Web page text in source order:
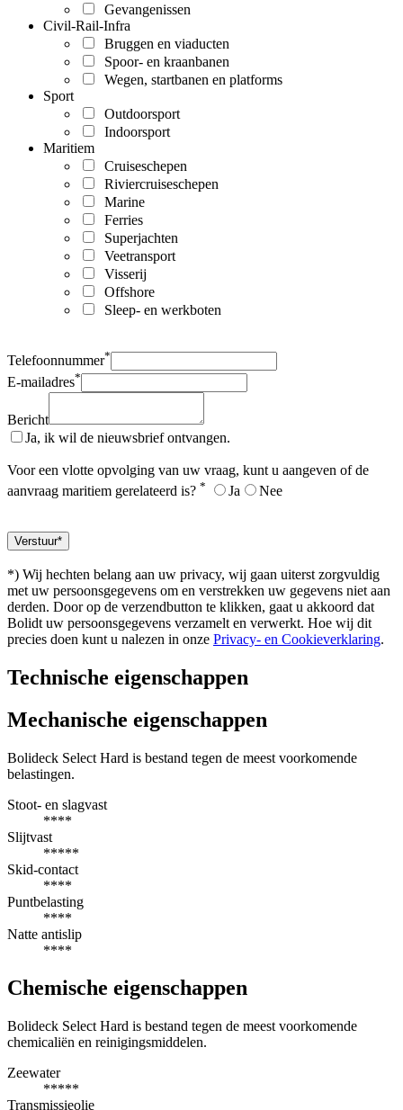
Gevangenissen
Civil-Rail-Infra
Bruggen en viaducten
Spoor- en kraanbanen
Wegen, startbanen en platforms
Sport
Outdoorsport
Indoorsport
Maritiem
Cruiseschepen
Riviercruiseschepen
Marine
Ferries
Superjachten
Veetransport
Visserij
Offshore
Sleep- en werkboten
Telefoonnummer*
E-mailadres*
Bericht
Ja, ik wil de nieuwsbrief ontvangen.
Voor een vlotte opvolging van uw vraag, kunt u aangeven of de
aanvraag maritiem gerelateerd is? * Ja Nee
*) Wij hechten belang aan uw privacy, wij gaan uiterst zorgvuldig
met uw persoonsgegevens om en verstrekken uw gegevens niet aan
derden. Door op de verzendbutton te klikken, gaat u akkoord dat
Bolidt uw persoonsgegevens verzamelt en verwerkt. Hoe wij dit
precies doen kunt u nalezen in onze Privacy- en Cookieverklaring.
Technische eigenschappen
Mechanische eigenschappen
Bolideck Select Hard is bestand tegen de meest voorkomende
belastingen.
Stoot- en slagvast
****
Slijtvast
*****
Skid-contact
****
Puntbelasting
****
Natte antislip
****
Chemische eigenschappen
Bolideck Select Hard is bestand tegen de meest voorkomende
chemicaliën en reinigingsmiddelen.
Zeewater
*****
Transmissieolie